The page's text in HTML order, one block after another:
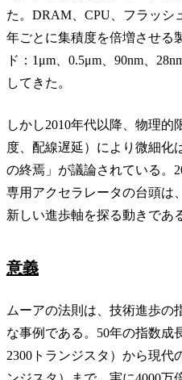
た。DRAM、CPU、フラッシ
年ごとに集積度を倍増させる
ド：1μm、0.5μm、90nm、
してきた。
しかし2010年代以降、物理
度、配線遅延）により微細化
の終焉」が議論されている。
専用アクセラレータの台頭は
新しい進歩軸を探る動きであ
意義
ムーアの法則は、技術進歩の
な事例である。50年の指数成
2300トランジスタ）から現代